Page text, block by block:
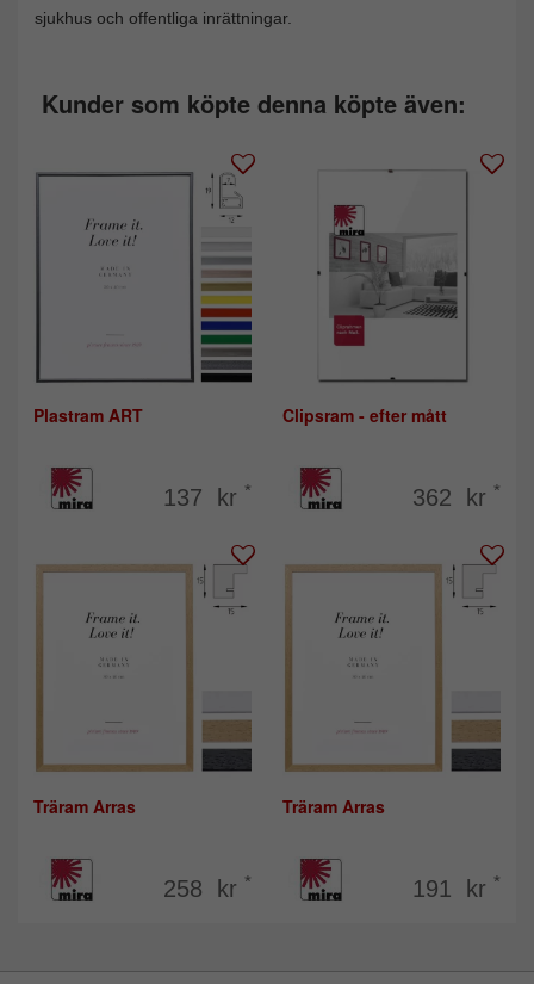
sjukhus och offentliga inrättningar.
Kunder som köpte denna köpte även:
Plastram ART
137 kr *
Clipsram - efter mått
362 kr *
Träram Arras
258 kr *
Träram Arras
191 kr *